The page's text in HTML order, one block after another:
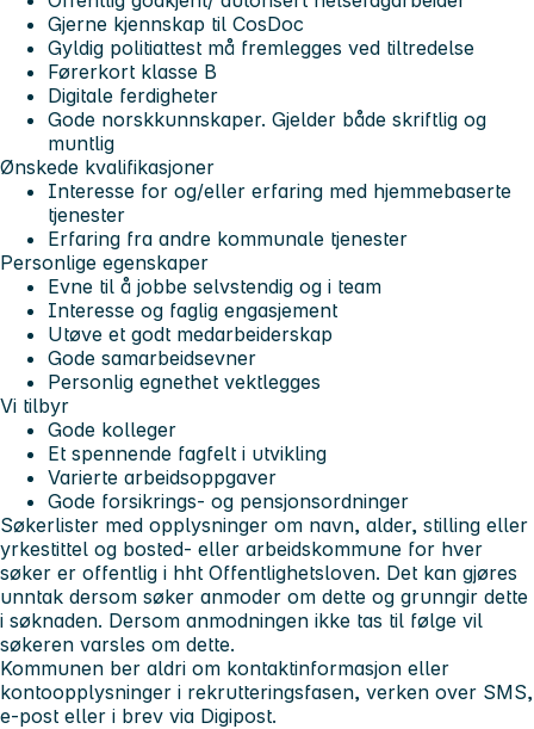
Gjerne kjennskap til CosDoc
Gyldig politiattest må fremlegges ved tiltredelse
Førerkort klasse B
Digitale ferdigheter
Gode norskkunnskaper. Gjelder både skriftlig og
muntlig
Ønskede kvalifikasjoner
Interesse for og/eller erfaring med hjemmebaserte
tjenester
Erfaring fra andre kommunale tjenester
Personlige egenskaper
Evne til å jobbe selvstendig og i team
Interesse og faglig engasjement
Utøve et godt medarbeiderskap
Gode samarbeidsevner
Personlig egnethet vektlegges
Vi tilbyr
Gode kolleger
Et spennende fagfelt i utvikling
Varierte arbeidsoppgaver
Gode forsikrings- og pensjonsordninger
Søkerlister med opplysninger om navn, alder, stilling eller
yrkestittel og bosted- eller arbeidskommune for hver
søker er offentlig i hht Offentlighetsloven. Det kan gjøres
unntak dersom søker anmoder om dette og grunngir dette
i søknaden. Dersom anmodningen ikke tas til følge vil
søkeren varsles om dette.
Kommunen ber aldri om kontaktinformasjon eller
kontoopplysninger i rekrutteringsfasen, verken over SMS,
e-post eller i brev via Digipost.